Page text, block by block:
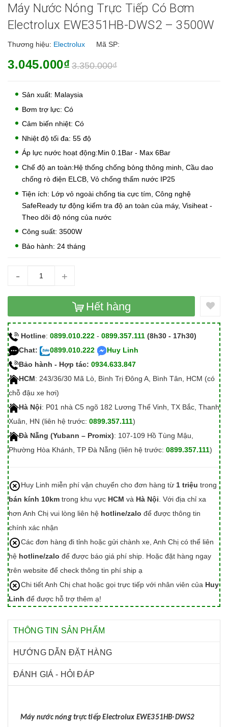
Máy Nước Nóng Trực Tiếp Có Bơm
Electrolux EWE351HB-DWS2 – 3500W
Thương hiệu: Electrolux Mã SP:
3.045.000₫ 3.350.000₫
Sản xuất: Malaysia
Bơm trợ lực: Có
Cảm biến nhiệt: Có
Nhiệt độ tối đa: 55 độ
Áp lực nước hoạt động:Min 0.1Bar - Max 6Bar
Chế độ an toàn:Hệ thống chống bỏng thông minh, Cầu dao
chống rò điện ELCB, Vỏ chống thấm nước IP25
Tiện ích: Lớp vỏ ngoài chống tia cực tím, Công nghệ
SafeReady tự động kiểm tra độ an toàn của máy, Visiheat -
Theo dõi độ nóng của nước
Công suất: 3500W
Bảo hành: 24 tháng
- +
Hết hàng
Hotline: 0899.010.222 - 0899.357.111 (8h30 - 17h30)
Chat:
0899.010.222
Huy Linh
Bảo hành - Hợp tác: 0934.633.847
HCM: 243/36/30 Mã Lò, Bình Trị Đông A, Bình Tân, HCM (có
chỗ đậu xe hơi)
Hà Nội: P01 nhà C5 ngõ 182 Lương Thế Vinh, TX Bắc, Thanh
Xuân, HN (liên hệ trước: 0899.357.111)
Đà Nẵng (Yubann – Promix): 107-109 Hồ Tùng Mậu,
Phường Hòa Khánh, TP Đà Nẵng (liên hệ trước: 0899.357.111)
Huy Linh miễn phí vận chuyển cho đơn hàng từ 1 triệu trong
bán kính 10km trong khu vực HCM và Hà Nội. Với địa chỉ xa
hơn Anh Chị vui lòng liên hệ hotline/zalo để được thông tin
chính xác nhận
Các đơn hàng đi tỉnh hoặc gửi chành xe, Anh Chị có thể liên
hệ hotline/zalo để được báo giá phí ship. Hoặc đặt hàng ngay
trên website để check thông tin phí ship ạ
Chi tiết Anh Chị chat hoặc gọi trực tiếp với nhân viên của Huy
Linh để được hỗ trợ thêm ạ!
THÔNG TIN SẢN PHẨM
HƯỚNG DẪN ĐẶT HÀNG
ĐÁNH GIÁ - HỎI ĐÁP
Máy nước nóng trực tiếp Electrolux EWE351HB-DWS2